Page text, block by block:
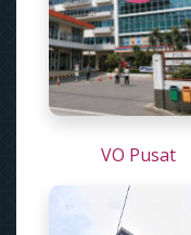
VO Pusat